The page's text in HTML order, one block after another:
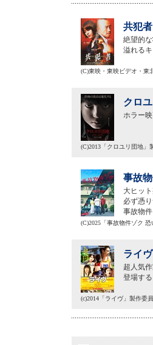
共犯者
絶望的
溢れる
(C)東映・東映ビデオ・東
クロ
ホラー
(C)2013「クロユリ団地」
事故
大ヒッ
必ず憑
事故物
(C)2025「事故物件ゾク
ライヴ
超人気
登場す
(c)2014「ライヴ」製作委